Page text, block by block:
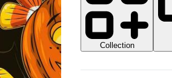
Collection